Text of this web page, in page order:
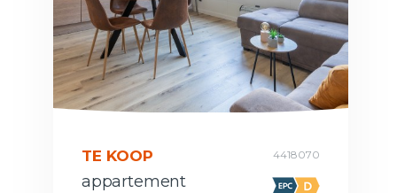
TE KOOP 4418070
appartement